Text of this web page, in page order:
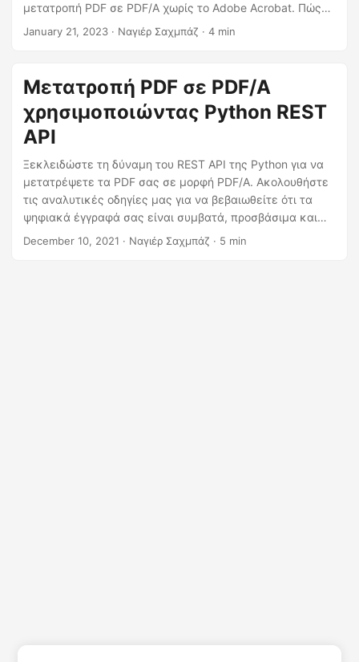
μετατροπή PDF σε PDF/A χωρίς το Adobe Acrobat. Πώς
να αναπτύξετε PDF σε PDF/ένα μετατροπέα για
online όπου μπορείτε να αποθηκεύσετε PDF σε PDF/A-1a
ή PDF σε PDF/A-1b χρησιμοποιώντας Java. Ο οδηγός μας
κάνει εύκολη τη μετατροπή PDF σε PDF/A με λιγότερες
γραμμές κώδικα.
January 21, 2023 · Ναγιέρ Σαχμπάζ · 4 min
Μετατροπή PDF σε PDF/A
χρησιμοποιώντας Python REST
API
Ξεκλειδώστε τη δύναμη του REST API της Python για να
μετατρέψετε τα PDF σας σε μορφή PDF/A. Ακολουθήστε
τις αναλυτικές οδηγίες μας για να βεβαιωθείτε ότι τα
ψηφιακά έγγραφά σας είναι συμβατά, προσβάσιμα και
ασφαλή για το μέλλον. Επομένως, δοκιμάστε αυτήν την
December 10, 2021 · Ναγιέρ Σαχμπάζ · 5 min